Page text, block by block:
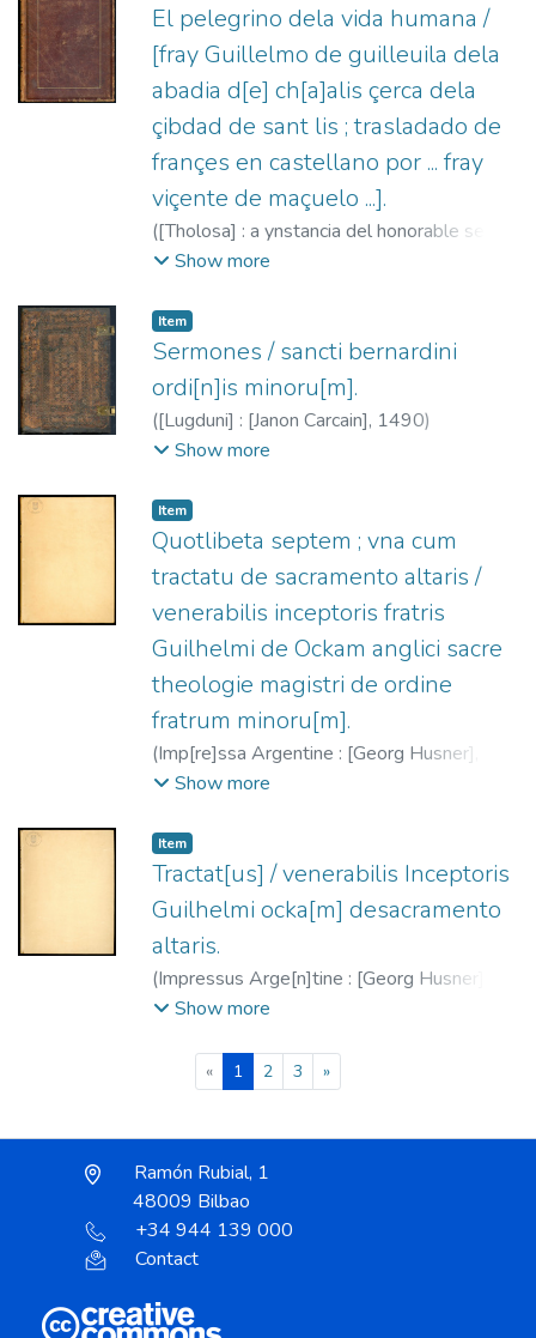
El pelegrino dela vida humana /
[fray Guillelmo de guilleuila dela
abadia d[e] ch[a]alis çerca dela
çibdad de sant lis ; trasladado de
françes en castellano por ... fray
viçente de maçuelo ...].
([Tholosa] : a ynstancia del honorable señor
maestre henrrico aleman que con grand
tholosa,
Cist.), 1295?-1380?;Mayer, Heinrich, m.
1499? ;Mazuelo, Vicente de
Show more
Item
Sermones / sancti bernardini
ordi[n]is minoru[m].
([Lugduni] : [Janon Carcain], 1490)
Bernardino de Siena, Santo, 1380-1444
Show more
Item
Quotlibeta septem ; vna cum
tractatu de sacramento altaris /
venerabilis inceptoris fratris
Guilhelmi de Ockam anglici sacre
theologie magistri de ordine
fratrum minoru[m].
(Imp[re]ssa Argentine : [Georg Husner],
1491-01-06)
1506
Show more
Item
Tractat[us] / venerabilis Inceptoris
Guilhelmi ocka[m] desacramento
altaris.
(Impressus Arge[n]tine : [Georg Husner],
1491-06-01)
Show more
« 1 (current)
2 3 »
Ramón Rubial, 1
48009 Bilbao
+34 944 139 000
Contact